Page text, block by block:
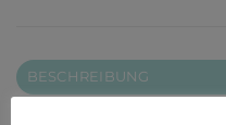
BESCHREIBUNG